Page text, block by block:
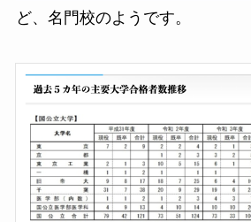
ど、名門校のようです。